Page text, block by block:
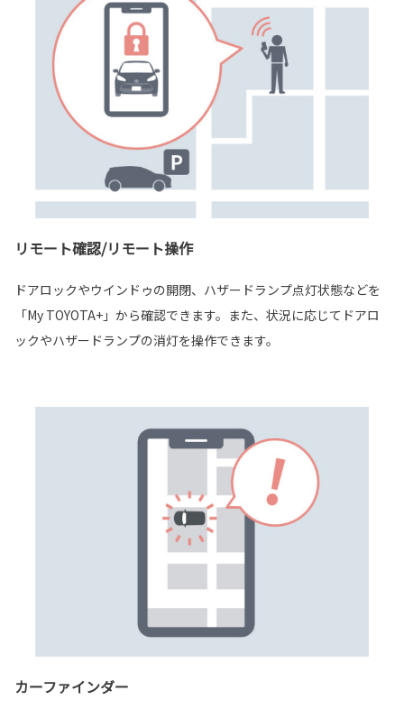
リモート確認/リモート操作
ドアロックやウインドゥの開閉、ハザードランプ点灯状態などを
「My TOYOTA+」から確認できます。また、状況に応じてドアロ
ックやハザードランプの消灯を操作できます。
カーファインダー